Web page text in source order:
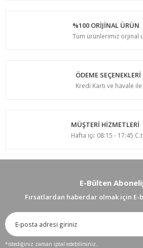
%100 ORİJİNAL ÜRÜN
Tüm ürünlerimiz orjinal
ÖDEME SEÇENEKLERİ
Kredi Kartı ve havale
MÜŞTERİ HİZMETLERİ
Hafta içi: 08:15 - 17:45
E-Bülten
Fırsatlardan haberdar olmak için E-
*istediğiniz zaman iptal edebilirsiniz.